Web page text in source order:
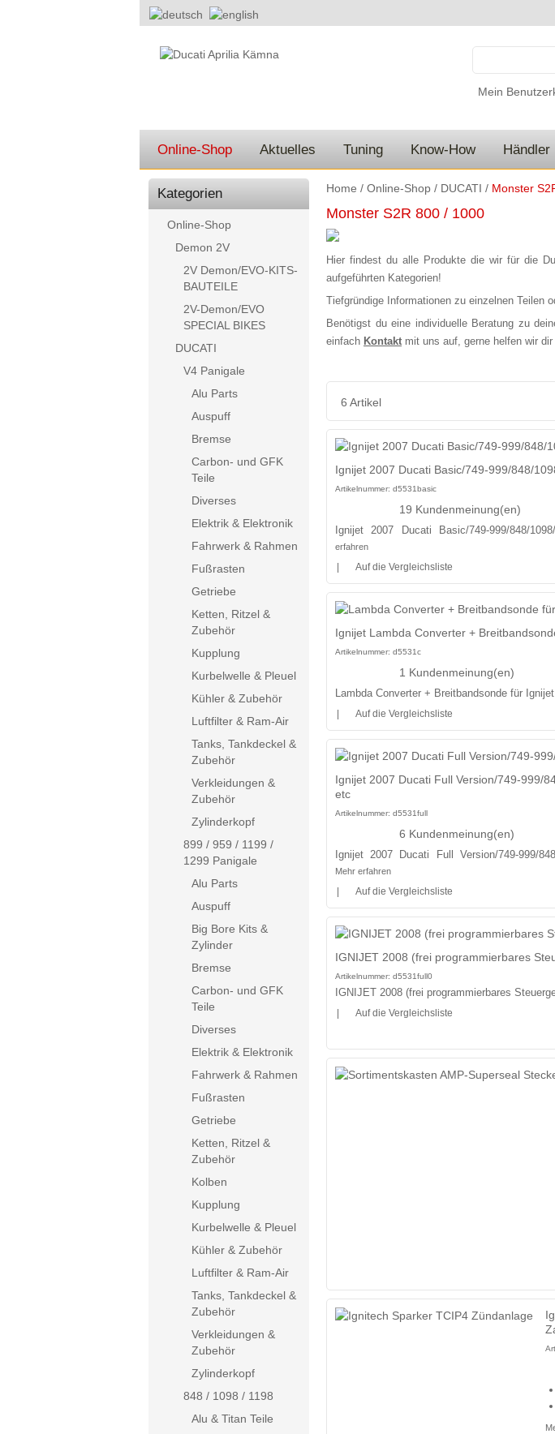
Mein
Online-Shop Aktuelles Tuning Know-How Händler
Home / Online-Shop / DUCATI / Monster
Monster S2R 800 / 1000
Hier findest du alle Produkte die wir für die
aufgeführten Kategorien!
Tiefgründige Informationen zu einzelnen Teilen
Benötigst du eine individuelle Beratung zu
einfach Kontakt mit uns auf, gerne helfen wir dir
6 Artikel
Ignijet 2007 Ducati Basic/749-999/848/
Artikelnummer: d5531basic
19 Kundenmeinung(en)
Ignijet 2007 Ducati Basic/749-999/848/
erfahren
Auf die Vergleichsliste
Ignijet Lambda Converter +
Artikelnummer: d5531c
1 Kundenmeinung(en)
Lambda Converter + Breitbandsonde für Ignijet
Auf die Vergleichsliste
Ignijet 2007 Ducati Full Version/749-999/
etc
Artikelnummer: d5531full
6 Kundenmeinung(en)
Ignijet 2007 Ducati Full Version/749-999/
Mehr erfahren
Auf die Vergleichsliste
IGNIJET 2008 (frei programmierbares
Artikelnummer: d5531full0
IGNIJET 2008 (frei programmierbares
Auf die Vergleichsliste
Kategorien
Online-Shop
Demon 2V
2V Demon/EVO-KITS-
BAUTEILE
2V-Demon/EVO
SPECIAL BIKES
DUCATI
V4 Panigale
Alu Parts
Auspuff
Bremse
Carbon- und GFK
Teile
Diverses
Elektrik & Elektronik
Fahrwerk & Rahmen
Fußrasten
Getriebe
Ketten, Ritzel &
Zubehör
Kupplung
Kurbelwelle & Pleuel
Kühler & Zubehör
Luftfilter & Ram-Air
Tanks, Tankdeckel &
Zubehör
Verkleidungen &
Zubehör
Zylinderkopf
899 / 959 / 1199 /
1299 Panigale
Alu Parts
Auspuff
Big Bore Kits &
Zylinder
Bremse
Carbon- und GFK
Teile
Diverses
Elektrik & Elektronik
Fahrwerk & Rahmen
Fußrasten
Getriebe
Ketten, Ritzel &
Zubehör
Kolben
Kupplung
Kurbelwelle & Pleuel
Kühler & Zubehör
Luftfilter & Ram-Air
Tanks, Tankdeckel &
Zubehör
Verkleidungen &
Zubehör
Zylinderkopf
848 / 1098 / 1198
Alu & Titan Teile